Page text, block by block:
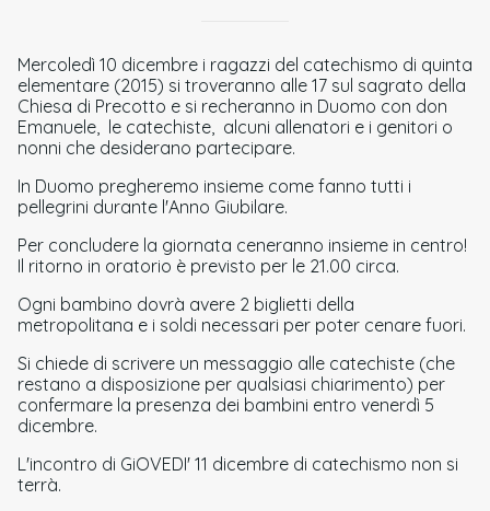
Mercoledì 10 dicembre i ragazzi del catechismo di quinta
elementare (2015) si troveranno alle 17 sul sagrato della
Chiesa di Precotto e si recheranno in Duomo con don
Emanuele, le catechiste, alcuni allenatori e i genitori o
nonni che desiderano partecipare.
In Duomo pregheremo insieme come fanno tutti i
pellegrini durante l'Anno Giubilare.
Per concludere la giornata ceneranno insieme in centro!
Il ritorno in oratorio è previsto per le 21.00 circa.
Ogni bambino dovrà avere 2 biglietti della
metropolitana e i soldi necessari per poter cenare fuori.
Si chiede di scrivere un messaggio alle catechiste (che
restano a disposizione per qualsiasi chiarimento) per
confermare la presenza dei bambini entro venerdì 5
dicembre.
L'incontro di GiOVEDI' 11 dicembre di catechismo non si
terrà.